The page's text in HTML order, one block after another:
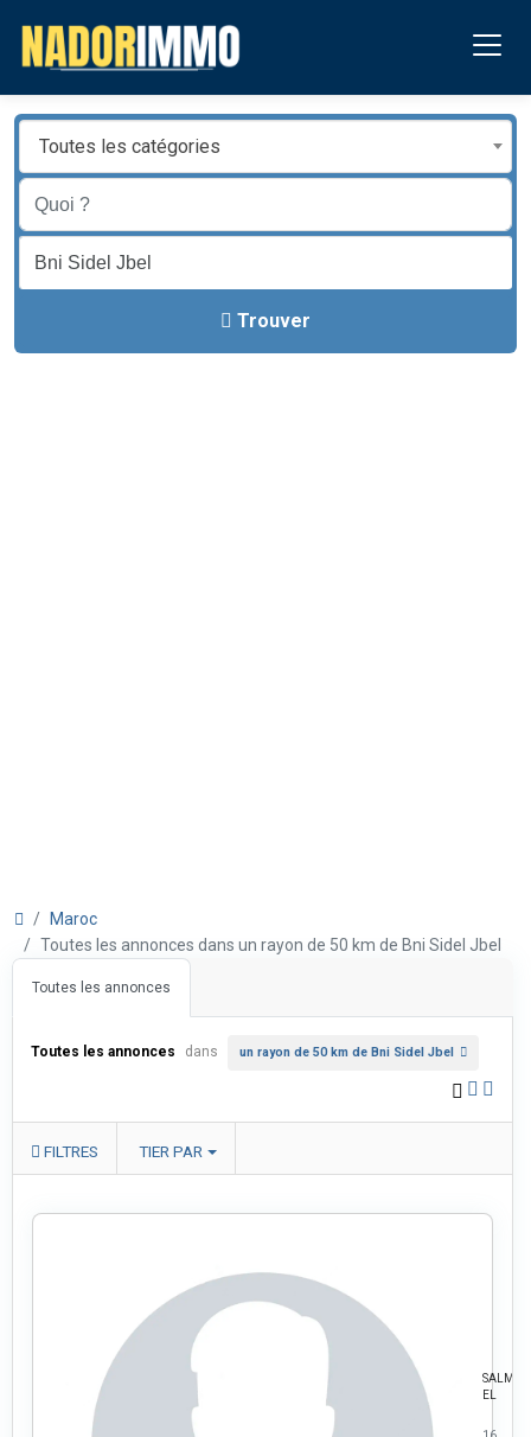
Toutes les catégories
Trouver
Maroc
Toutes les annonces dans un rayon de 50 km de Bni Sidel Jbel
Toutes les annonces
Toutes les annonces dans un rayon de 50 km de Bni Sidel Jbel
FILTRES TIER PAR
SALMA
EL